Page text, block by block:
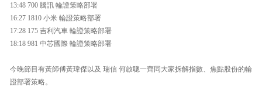
13:48 700 騰訊 輪證策略部署
16:27 1810 小米 輪證策略部署
17:28 175 吉利汽車 輪證策略部署
18:18 981 中芯國際 輪證策略部署
今晚節目有黃師傅黃瑋傑以及 瑞信 何啟聰一齊同大家拆解指數、焦點股份的輪
證部署策略。